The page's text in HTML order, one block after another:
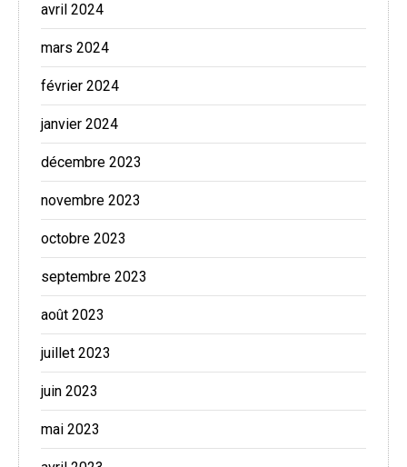
avril 2024
mars 2024
février 2024
janvier 2024
décembre 2023
novembre 2023
octobre 2023
septembre 2023
août 2023
juillet 2023
juin 2023
mai 2023